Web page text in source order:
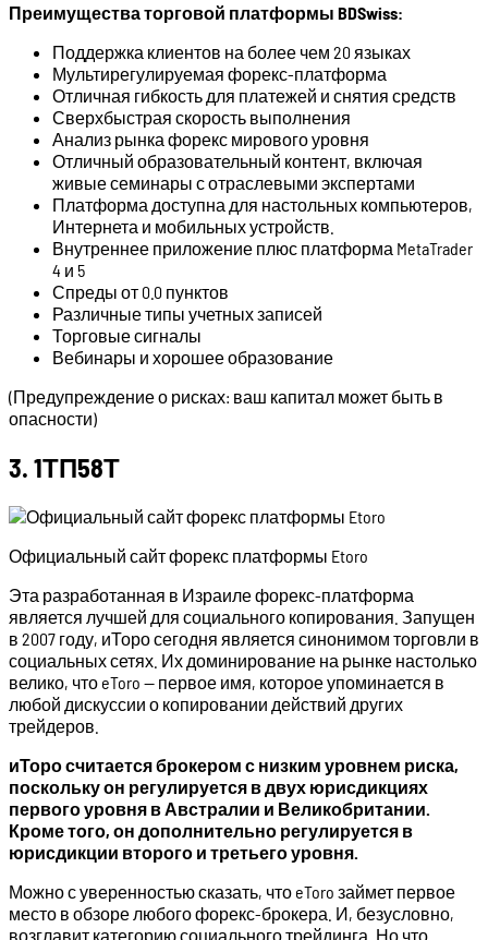
Преимущества торговой платформы BDSwiss:
Поддержка клиентов на более чем 20 языках
Мультирегулируемая форекс-платформа
Отличная гибкость для платежей и снятия средств
Сверхбыстрая скорость выполнения
Анализ рынка форекс мирового уровня
Отличный образовательный контент, включая
живые семинары с отраслевыми экспертами
Платформа доступна для настольных компьютеров,
Интернета и мобильных устройств.
Внутреннее приложение плюс платформа MetaTrader
4 и 5
Спреды от 0.0 пунктов
Различные типы учетных записей
Торговые сигналы
Вебинары и хорошее образование
(Предупреждение о рисках: ваш капитал может быть в
опасности)
3. 1ТП58Т
Официальный сайт форекс платформы Etoro
Эта разработанная в Израиле форекс-платформа
является лучшей для социального копирования. Запущен
в 2007 году, иТоро сегодня является синонимом торговли в
социальных сетях. Их доминирование на рынке настолько
велико, что eToro — первое имя, которое упоминается в
любой дискуссии о копировании действий других
трейдеров.
иТоро считается брокером с низким уровнем риска,
поскольку он регулируется в двух юрисдикциях
первого уровня в Австралии и Великобритании.
Кроме того, он дополнительно регулируется в
юрисдикции второго и третьего уровня.
Можно с уверенностью сказать, что eToro займет первое
место в обзоре любого форекс-брокера. И, безусловно,
возглавит категорию социального трейдинга. Но что